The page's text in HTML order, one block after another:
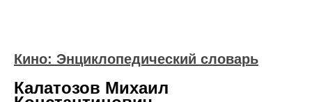
Кино: Энциклопедический словарь
Калатозов Михаил